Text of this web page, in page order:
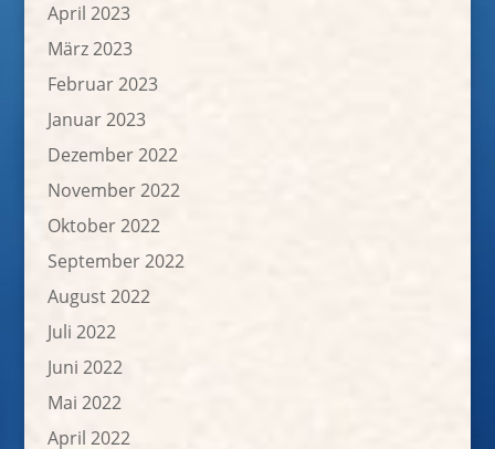
April 2023
März 2023
Februar 2023
Januar 2023
Dezember 2022
November 2022
Oktober 2022
September 2022
August 2022
Juli 2022
Juni 2022
Mai 2022
April 2022